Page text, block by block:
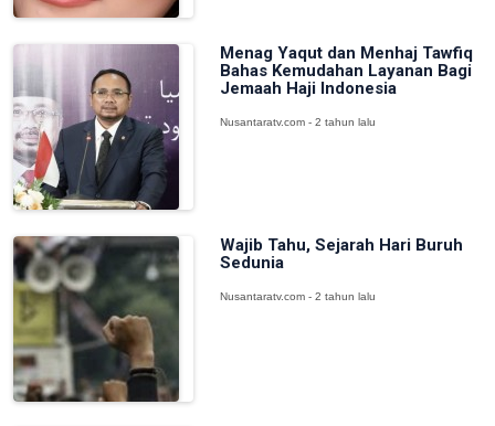
Menag Yaqut dan Menhaj Tawfiq
Bahas Kemudahan Layanan Bagi
Jemaah Haji Indonesia
Nusantaratv.com - 2 tahun lalu
Wajib Tahu, Sejarah Hari Buruh
Sedunia
Nusantaratv.com - 2 tahun lalu